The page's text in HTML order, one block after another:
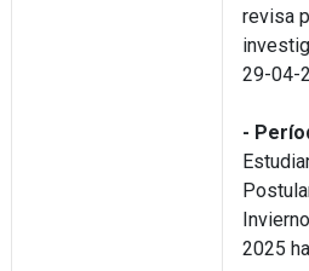
revisa
29-04-
-
2025